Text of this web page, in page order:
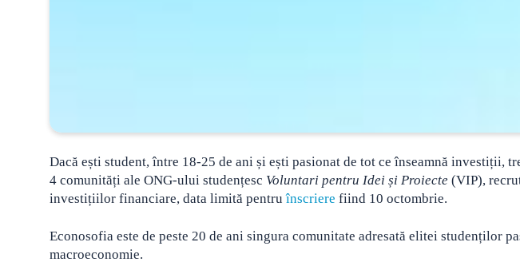
Dacă ești student, între 18-25 de ani și ești pasionat de tot ce înseamnă investiții,
4 comunități ale ONG-ului studențesc Voluntari pentru Idei și Proiecte (VIP),
investițiilor financiare, data limită pentruînscriere fiind 10 octombrie.
Econosofia este de peste 20 de ani singura comunitate adresată elitei studenților
macroeconomie.